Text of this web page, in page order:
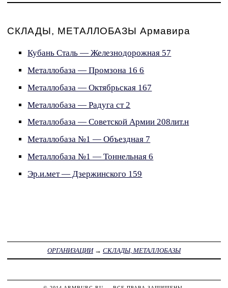
СКЛАДЫ, МЕТАЛЛОБАЗЫ Армавира
Кубань Сталь — Железнодорожная 57
Металлобаза — Промзона 16 6
Металлобаза — Октябрьская 167
Металлобаза — Радуга ст 2
Металлобаза — Советской Армии 208лит.н
Металлобаза №1 — Объездная 7
Металлобаза №1 — Тоннельная 6
Эр.и.мет — Дзержинского 159
ОРГАНИЗАЦИИ→ СКЛАДЫ, МЕТАЛЛОБАЗЫ